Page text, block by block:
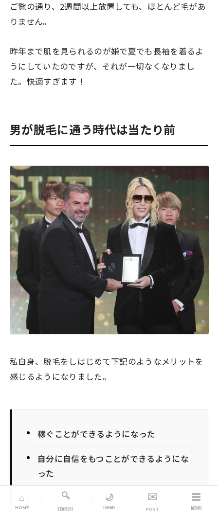
ご覧の通り、2週間以上放置しても、ほとんど毛があ
りません。
昨年まで肌を見られるのが嫌で夏でも長袖を着るよ
うにしていたのですが、それが一切なくなりまし
た。快適すぎます！
男が脱毛に通う時代は当たり前
私自身、脱毛をしはじめて下記のようなメリットを
感じるようになりました。
稼ぐことができるようになった
自分に自信をもつことができるようにな
った
モテるようになった
⌂
HOME
🔍
SEARCH
🌙
THEME
✉️
POST
☰
MENU